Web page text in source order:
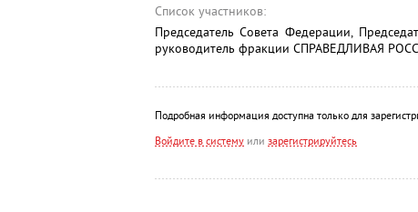
Список участников:
Председатель Совета Федерации,
руководитель фракции СПРАВЕДЛИВАЯ
Подробная информация доступна только для
Войдите в системуили зарегистрируйтесь